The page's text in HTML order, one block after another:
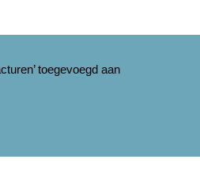
toegevoegd aan